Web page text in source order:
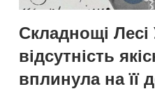
Складнощі Лесі
відсутність
вплинула на її